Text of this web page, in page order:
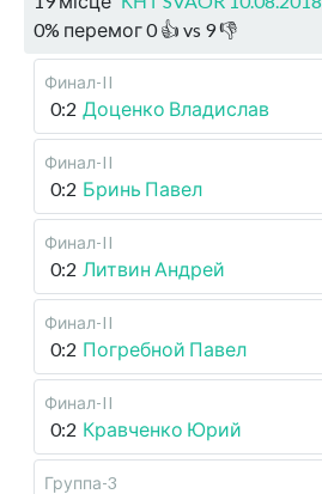
0% перемог0👍 vs 9👎
Финал-II
0:2 Доценко Владислав
Финал-II
0:2 Бринь Павел
Финал-II
0:2 Литвин Андрей
Финал-II
0:2 Погребной Павел
Финал-II
0:2 Кравченко Юрий
Группа-3